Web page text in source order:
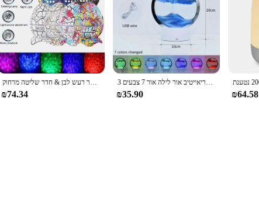
מקרן גלקסיה ביצת דינוזאור ביצת ערפילית רמקול ערפילית אור לילה עם טיימר רעש לבן & חדר שליטה מרחוק
₪74.34
קריאייטיב אור לילה אור 7 צבעים 3d חול ציור מנורת שולחן הוביל אור לילה אור שינה תפאורה חול מתנה ימיזכוכית מנורת
₪35.90 ₪64.58